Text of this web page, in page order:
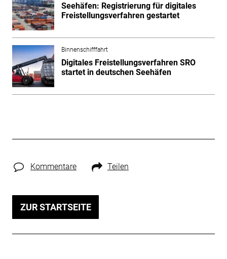
Seehäfen: Registrierung für digitales
Freistellungsverfahren gestartet
Binnenschifffahrt
Digitales Freistellungsverfahren SRO
startet in deutschen Seehäfen
Kommentare Teilen
ZUR STARTSEITE